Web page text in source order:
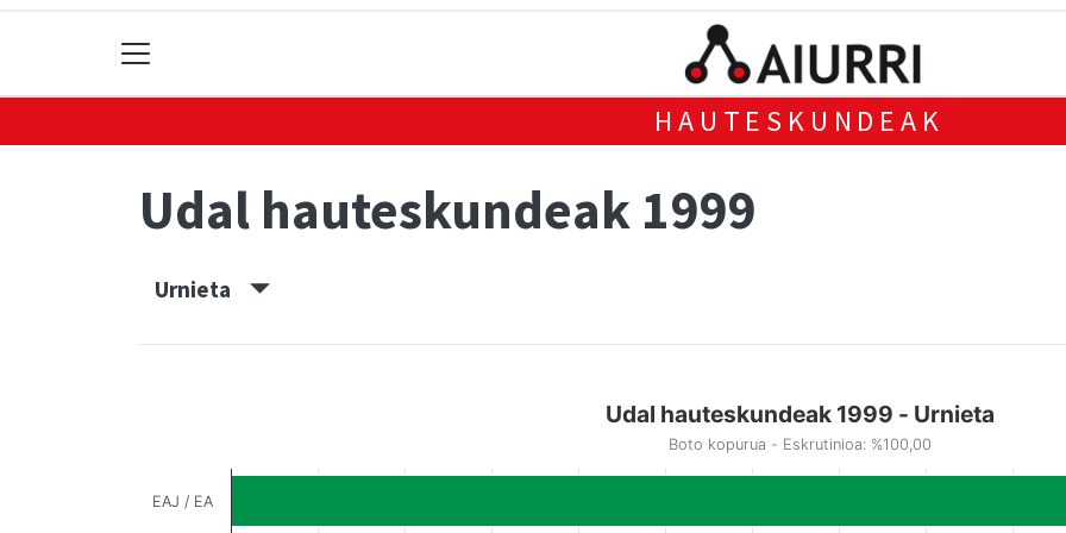
HAUTESKUNDEAK
Udal hauteskundeak 1999
Urnieta
Udal hauteskundeak 1999 - Urnieta
Boto kopurua - Eskrutinioa: %100,00
EAJ / EA